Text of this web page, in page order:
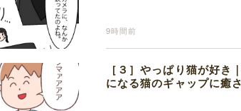
9時間前
［３］やっぱり猫が好
になる猫のギャップに癒